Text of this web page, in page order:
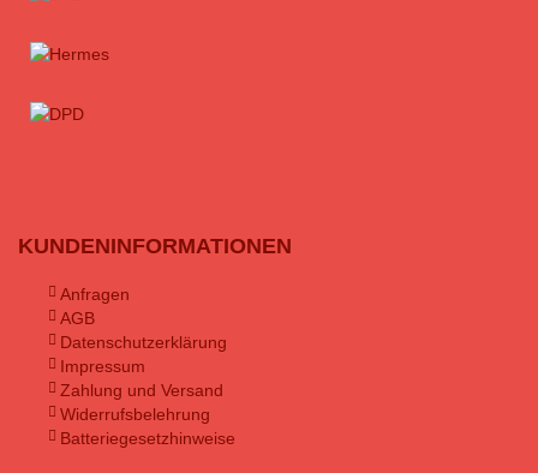
KUNDENINFORMATIONEN
Anfragen
AGB
Datenschutzerklärung
Impressum
Zahlung und Versand
Widerrufsbelehrung
Batteriegesetzhinweise